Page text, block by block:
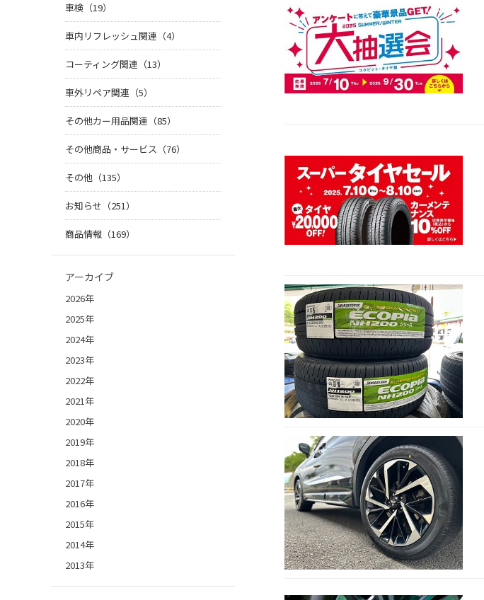
車検（19）
車内リフレッシュ関連（4）
コーティング関連（13）
車外リペア関連（5）
その他カー用品関連（85）
その他商品・サービス（76）
その他（135）
お知らせ（251）
商品情報（169）
アーカイブ
2026年
2025年
2024年
2023年
2022年
2021年
2020年
2019年
2018年
2017年
2016年
2015年
2014年
2013年